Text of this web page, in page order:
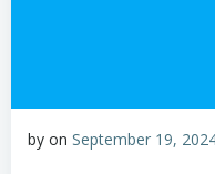
by on September 19,